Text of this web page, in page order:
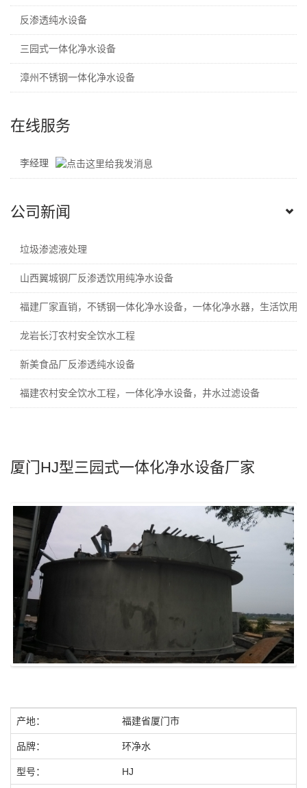
反渗透纯水设备
三园式一体化净水设备
漳州不锈钢一体化净水设备
在线服务
李经理
公司新闻
垃圾渗滤液处理
山西翼城钢厂反渗透饮用纯净水设备
福建厂家直销，不锈钢一体化净水设备，一体化净水器，生活饮用
龙岩长汀农村安全饮水工程
新美食品厂反渗透纯水设备
福建农村安全饮水工程，一体化净水设备，井水过滤设备
厦门HJ型三园式一体化净水设备厂家
产地： 福建省厦门市
品牌： 环净水
型号： HJ